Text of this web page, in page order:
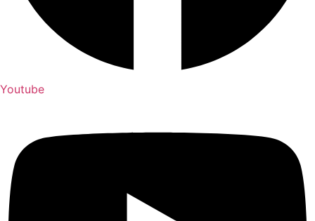
Youtube